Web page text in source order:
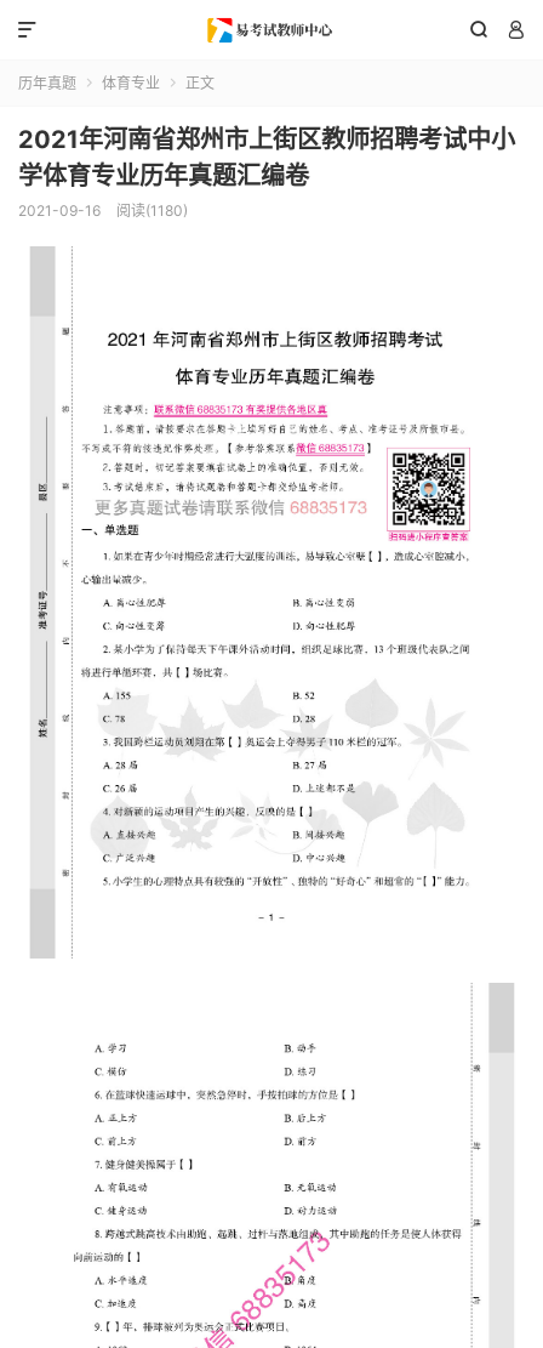
 

历年真题  体育专业  正文
2021年河南省郑州市上街区教师招聘考试中小
学体育专业历年真题汇编卷
2021-09-16 阅读(1180)